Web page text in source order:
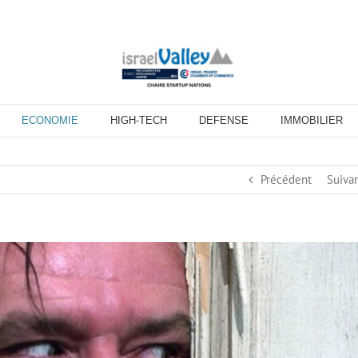
ECONOMIE HIGH-TECH DEFENSE IMMOBILIER
Précédent